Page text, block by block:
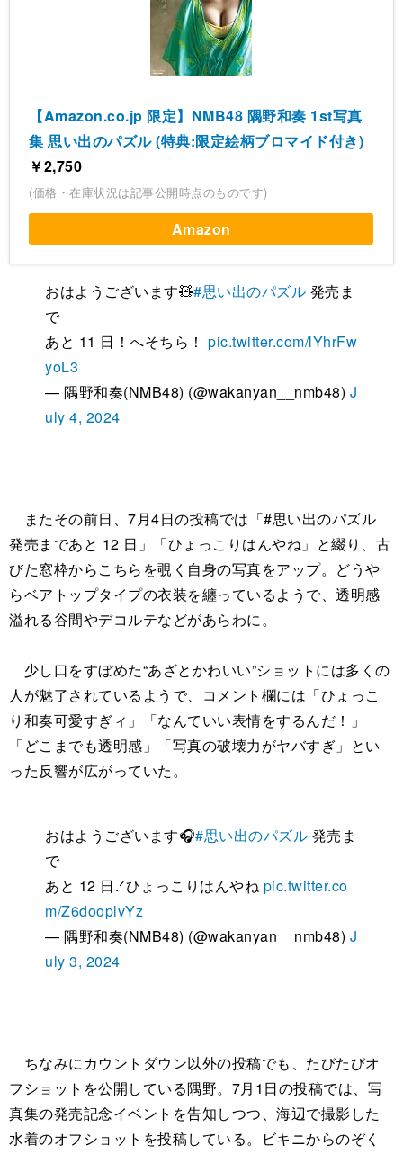
【Amazon.co.jp 限定】NMB48 隅野和奏 1st写真
集 思い出のパズル (特典:限定絵柄ブロマイド付き)
￥2,750
(価格・在庫状況は記事公開時点のものです)
Amazon
おはようございます🧸#思い出のパズル 発売ま
で
あと 11 日！へそちら！ pic.twitter.com/lYhrFw
yoL3
— 隅野和奏(NMB48) (@wakanyan__nmb48) J
uly 4, 2024
またその前日、7月4日の投稿では「#思い出のパズル
発売まであと 12 日」「ひょっこりはんやね」と綴り、古
びた窓枠からこちらを覗く自身の写真をアップ。どうや
らベアトップタイプの衣装を纏っているようで、透明感
溢れる谷間やデコルテなどがあらわに。
少し口をすぼめた“あざとかわいい”ショットには多くの
人が魅了されているようで、コメント欄には「ひょっこ
り和奏可愛すぎィ」「なんていい表情をするんだ！」
「どこまでも透明感」「写真の破壊力がヤバすぎ」とい
った反響が広がっていた。
おはようございます🎧#思い出のパズル 発売ま
で
あと 12 日.ᐟひょっこりはんやね pic.twitter.co
m/Z6dooplvYz
— 隅野和奏(NMB48) (@wakanyan__nmb48) J
uly 3, 2024
ちなみにカウントダウン以外の投稿でも、たびたびオ
フショットを公開している隅野。7月1日の投稿では、写
真集の発売記念イベントを告知しつつ、海辺で撮影した
水着のオフショットを投稿している。ビキニからのぞく